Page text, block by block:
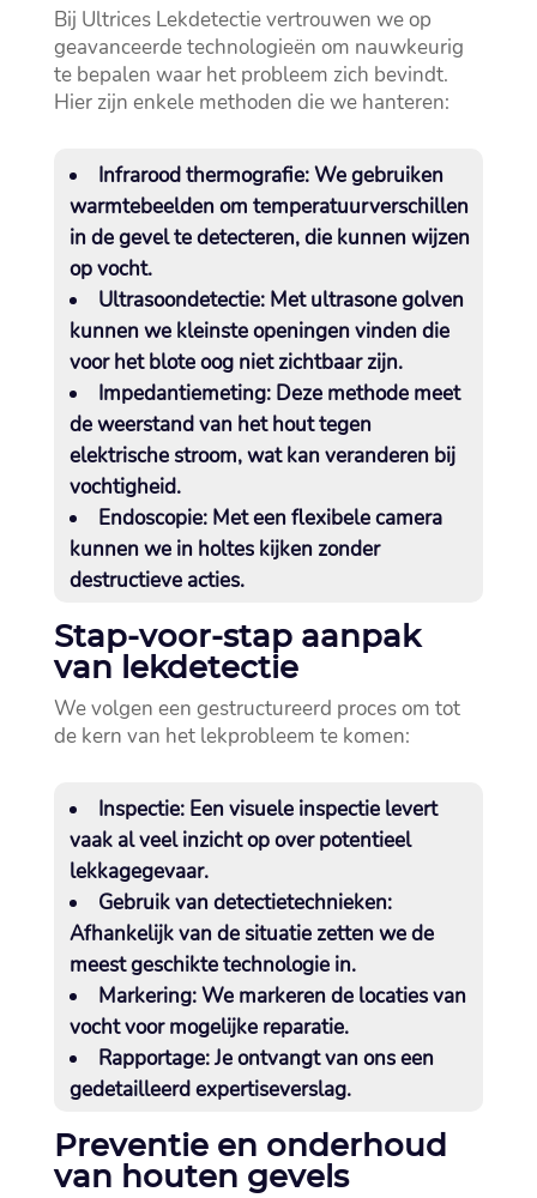
Bij Ultrices Lekdetectie vertrouwen we op
geavanceerde technologieën om nauwkeurig
te bepalen waar het probleem zich bevindt.​
Hier zijn enkele methoden die we hanteren:
Infrarood thermografie:We gebruiken
warmtebeelden om temperatuurverschillen
in de gevel te detecteren, die kunnen wijzen
op vocht.​
Ultrasoondetectie:Met ultrasone golven
kunnen we kleinste openingen vinden die
voor het blote oog niet zichtbaar zijn.​
Impedantiemeting:Deze methode meet
de weerstand van het hout tegen
elektrische stroom, wat kan veranderen bij
vochtigheid.​
Endoscopie:Met een flexibele camera
kunnen we in holtes kijken zonder
destructieve acties.​
Stap-voor-stap aanpak
van lekdetectie
We volgen een gestructureerd proces om tot
de kern van het lekprobleem te komen:
Inspectie:Een visuele inspectie levert
vaak al veel inzicht op over potentieel
lekkagegevaar.​
Gebruik van detectietechnieken:
Afhankelijk van de situatie zetten we de
meest geschikte technologie in.​
Markering:We markeren de locaties van
vocht voor mogelijke reparatie.​
Rapportage:Je ontvangt van ons een
gedetailleerd expertiseverslag.​
Preventie en onderhoud
van houten gevels